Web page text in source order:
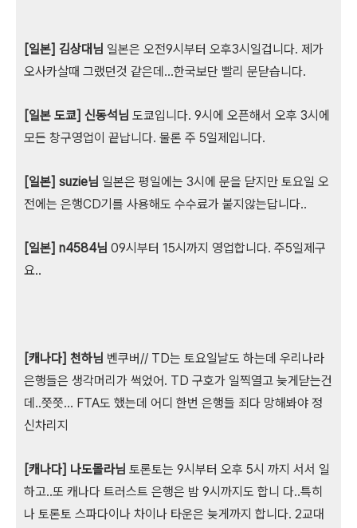
[일본] 김상대님 일본은 오전9시부터 오후3시일겁니다. 제가
오사카살때 그랬던것 같은데...한국보단 빨리 문닫습니다.
[일본 도쿄] 신동석님 도쿄입니다. 9시에 오픈해서 오후 3시에
모든 창구영업이 끝납니다. 물론 주 5일제입니다.
[일본] suzie님 일본은 평일에는 3시에 문을 닫지만 토요일 오
전에는 은행CD기를 사용해도 수수료가 붙지않는답니다..
[일본] n4584님 09시부터 15시까지 영업합니다. 주5일제구
요..
[캐나다] 천하님 벤쿠버// TD는 토요일날도 하는데 우리나라
은행들은 생각머리가 썩었어. TD 구호가 일찍열고 늦게닫는건
데..쯧쯧... FTA도 했는데 어디 한번 은행들 죄다 망해봐야 정
신차리지
[캐나다] 나도몰라님 토론토는 9시부터 오후 5시 까지 서서 일
하고..또 캐나다 트러스트 은행은 밤 9시까지도 합니 다..특히
나 토론토 스파다이나 차이나 타운은 늦게까지 합니다. 2교대